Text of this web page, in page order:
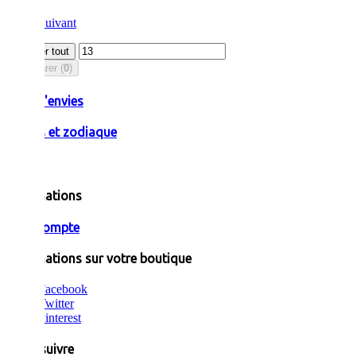
Suivant
Afficher tout
Comparer (0)
Liste d'envies
Pierres et zodiaque
Informations
Mon compte
Informations sur votre boutique
Facebook
Twitter
Pinterest
Nous suivre